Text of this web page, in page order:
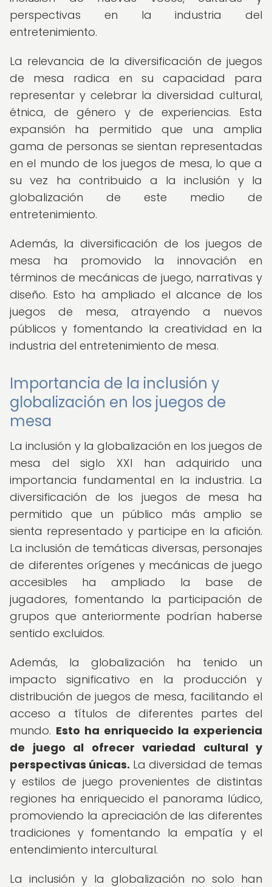
perspectivas en la industria del
entretenimiento.
La relevancia de la diversificación de juegos
de mesa radica en su capacidad para
representar y celebrar la diversidad cultural,
étnica, de género y de experiencias. Esta
expansión ha permitido que una amplia
gama de personas se sientan representadas
en el mundo de los juegos de mesa, lo que a
su vez ha contribuido a la inclusión y la
globalización de este medio de
entretenimiento.
Además, la diversificación de los juegos de
mesa ha promovido la innovación en
términos de mecánicas de juego, narrativas y
diseño. Esto ha ampliado el alcance de los
juegos de mesa, atrayendo a nuevos
públicos y fomentando la creatividad en la
industria del entretenimiento de mesa.
Importancia de la inclusión y
globalización en los juegos de
mesa
La inclusión y la globalización en los juegos de
mesa del siglo XXI han adquirido una
importancia fundamental en la industria. La
diversificación de los juegos de mesa ha
permitido que un público más amplio se
sienta representado y participe en la afición.
La inclusión de temáticas diversas, personajes
de diferentes orígenes y mecánicas de juego
accesibles ha ampliado la base de
jugadores, fomentando la participación de
grupos que anteriormente podrían haberse
sentido excluidos.
Además, la globalización ha tenido un
impacto significativo en la producción y
distribución de juegos de mesa, facilitando el
acceso a títulos de diferentes partes del
mundo. Esto ha enriquecido la experiencia
de juego al ofrecer variedad cultural y
perspectivas únicas. La diversidad de temas
y estilos de juego provenientes de distintas
regiones ha enriquecido el panorama lúdico,
promoviendo la apreciación de las diferentes
tradiciones y fomentando la empatía y el
entendimiento intercultural.
La inclusión y la globalización no solo han